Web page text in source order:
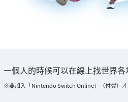
一個人的時候可以在線上找世界各
※要加入「Nintendo Switch Online」（付費）才